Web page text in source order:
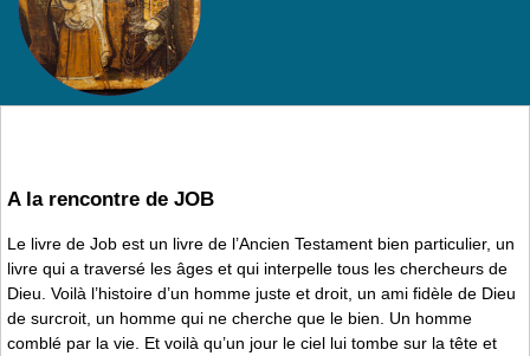
A la rencontre de JOB
Le livre de Job est un livre de l’Ancien Testament bien particulier, un
livre qui a traversé les âges et qui interpelle tous les chercheurs de
Dieu. Voilà l’histoire d’un homme juste et droit, un ami fidèle de Dieu
de surcroit, un homme qui ne cherche que le bien. Un homme
comblé par la vie. Et voilà qu’un jour le ciel lui tombe sur la tête et